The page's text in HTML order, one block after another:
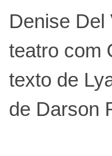
Denise Del
teatro com
texto de
de Darson